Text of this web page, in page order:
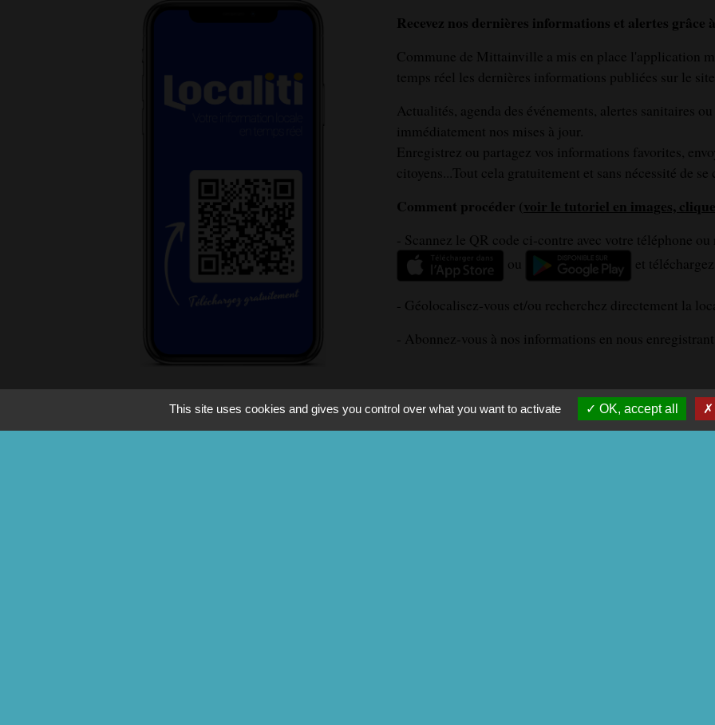
Recevez nos dernières informations et alertes
Commune de Mittainville a mis en place l'application
temps réel les dernières informations publiées sur le site.
Actualités, agenda des événements, alertes sanitaires
immédiatement nos mises à jour.
Enregistrez ou partagez vos informations favorites,
citoyens...Tout cela gratuitement et sans nécessité de
Comment procéder (voir le tutoriel en images,
- Scannez le QR code ci-contre avec votre téléphone ou
ou
et
- Géolocalisez-vous et/ou recherchez directement la
- Abonnez-vous à nos informations en nous
Partenaires
This site uses cookies and gives you control over what you want to activate OK, accept all